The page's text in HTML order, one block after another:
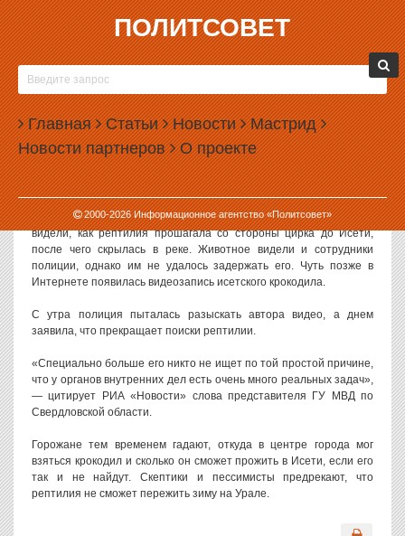
ПОЛИТСОВЕТ
Главная Статьи Новости Мастрид
Новости партнеров О проекте
2000-2026Информационное агентство «Политсовет»
29.08.2013, 15:44
ПРОПАВШЕГО В ЕКАТЕРИНБУРГЕ КРОКОДИЛА
БОЛЬШЕ НЕ ИЩУТ
Свердловская полиция прекратила операцию по поиску
крокодила, гулявшего вчера по центру Екатеринбурга.
Полицейские заявили, что у них есть другие дела.
Крокодила неизвестного происхождения искали со вчерашнего
дня. Сначала сразу несколько жителей города заявили, что
видели, как рептилия прошагала со стороны цирка до Исети,
после чего скрылась в реке. Животное видели и сотрудники
полиции, однако им не удалось задержать его. Чуть позже в
Интернете появилась видеозапись исетского крокодила.
С утра полиция пыталась разыскать автора видео, а днем
заявила, что прекращает поиски рептилии.
«Специально больше его никто не ищет по той простой причине,
что у органов внутренних дел есть очень много реальных задач»,
— цитирует РИА «Новости» слова представителя ГУ МВД по
Свердловской области.
Горожане тем временем гадают, откуда в центре города мог
взяться крокодил и сколько он сможет прожить в Исети, если его
так и не найдут. Скептики и пессимисты предрекают, что
рептилия не сможет пережить зиму на Урале.